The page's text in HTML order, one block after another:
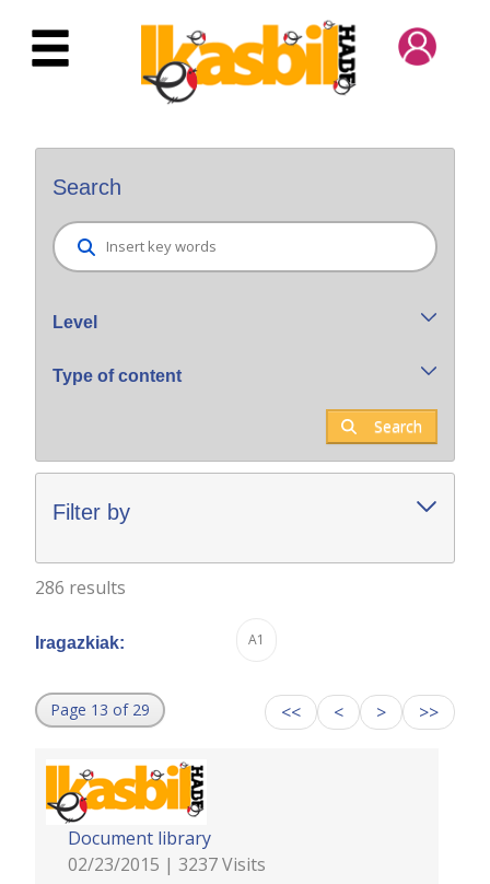
Skip to Main Content
Search
Level
Type of content
Search
Filter by
286 results
Iragazkiak: A1
Page 13 of 29 << < > >>
Document library
02/23/2015 | 3237 Visits